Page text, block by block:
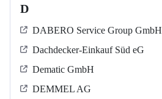
D
DABERO Service Group GmbH
Dachdecker-Einkauf Süd eG
Dematic GmbH
DEMMEL AG